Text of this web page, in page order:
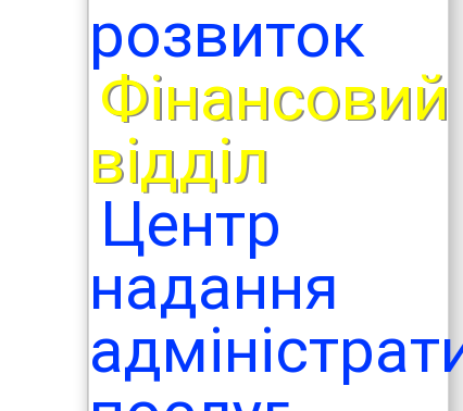
розвиток
Фінансовий
відділ
Центр
надання